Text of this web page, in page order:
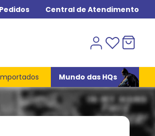
Central de Atendimento
Mundo das HQs